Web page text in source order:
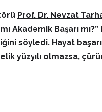
Prof. Dr. Nevzat
mı Akademik Başarı
söyledi. Hayat
yüzyılı olmazsa,